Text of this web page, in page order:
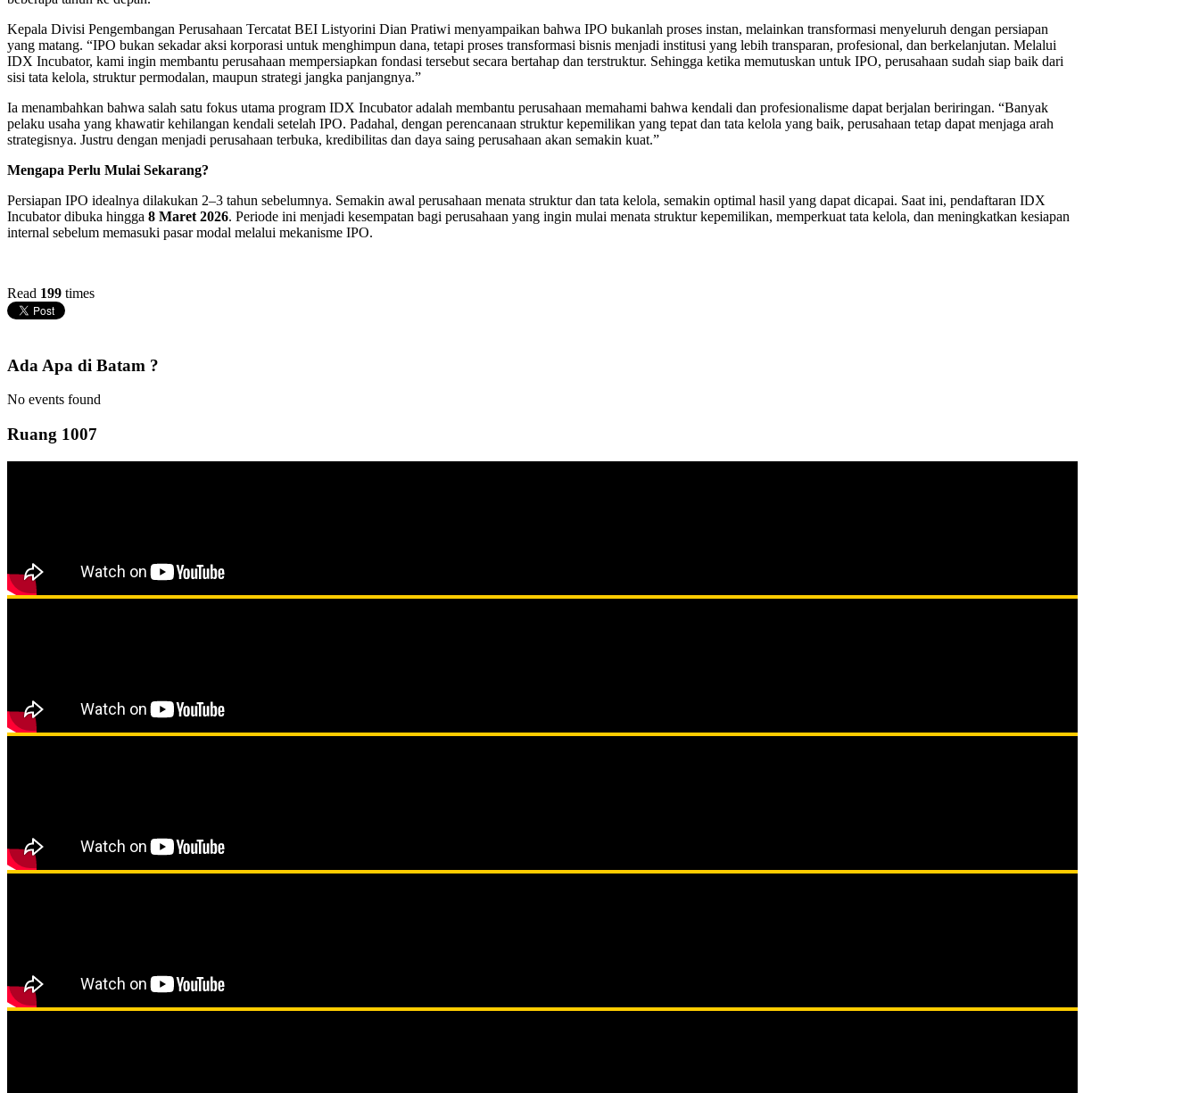
Kepala Divisi Pengembangan Perusahaan Tercatat BEI Listyorini Dian Pratiwi menyampaikan bahwa IPO bukanlah proses instan, melainkan transformasi menyeluruh dengan persiapan
yang matang. “IPO bukan sekadar aksi korporasi untuk menghimpun dana, tetapi proses transformasi bisnis menjadi institusi yang lebih transparan, profesional, dan berkelanjutan. Melalui
IDX Incubator, kami ingin membantu perusahaan mempersiapkan fondasi tersebut secara bertahap dan terstruktur. Sehingga ketika memutuskan untuk IPO, perusahaan sudah siap baik dari
sisi tata kelola, struktur permodalan, maupun strategi jangka panjangnya.”
Ia menambahkan bahwa salah satu fokus utama program IDX Incubator adalah membantu perusahaan memahami bahwa kendali dan profesionalisme dapat berjalan beriringan. “Banyak
pelaku usaha yang khawatir kehilangan kendali setelah IPO. Padahal, dengan perencanaan struktur kepemilikan yang tepat dan tata kelola yang baik, perusahaan tetap dapat menjaga arah
strategisnya. Justru dengan menjadi perusahaan terbuka, kredibilitas dan daya saing perusahaan akan semakin kuat.”
Mengapa Perlu Mulai Sekarang?
Persiapan IPO idealnya dilakukan 2–3 tahun sebelumnya. Semakin awal perusahaan menata struktur dan tata kelola, semakin optimal hasil yang dapat dicapai. Saat ini, pendaftaran IDX
Incubator dibuka hingga 8 Maret 2026. Periode ini menjadi kesempatan bagi perusahaan yang ingin mulai menata struktur kepemilikan, memperkuat tata kelola, dan meningkatkan kesiapan
internal sebelum memasuki pasar modal melalui mekanisme IPO.
Read 199 times
Ada Apa di Batam ?
No events found
Ruang 1007